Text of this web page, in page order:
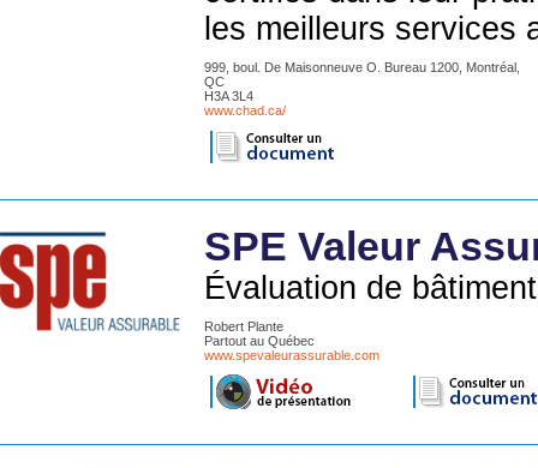
les meilleurs services
999, boul. De Maisonneuve O. Bureau 1200, Montréal,
QC
H3A 3L4
www.chad.ca/
SPE Valeur
Évaluation de
Robert Plante
Partout au Québec
www.spevaleurassurable.com